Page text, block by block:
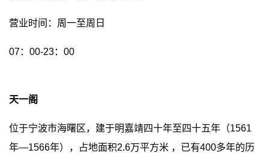
营业时间：周一至周日
07：00-23：00
天一阁
位于宁波市海曙区，建于明嘉靖四十年至四十五年（1561
年—1566年），占地面积2.6万平方米 ，已有400多年的历